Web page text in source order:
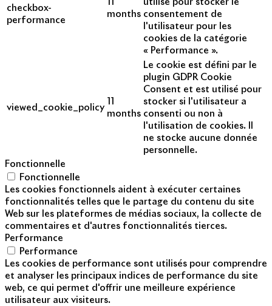
checkbox-
performance
months
utilisé pour stocker le
consentement de
l'utilisateur pour les
cookies de la catégorie
« Performance ».
viewed_cookie_policy
months
Le cookie est défini par le
plugin GDPR Cookie
Consent et est utilisé pour
stocker si l'utilisateur a
consenti ou non à
l'utilisation de cookies. Il
ne stocke aucune donnée
personnelle.
Fonctionnelle
Fonctionnelle
Les cookies fonctionnels aident à exécuter certaines
fonctionnalités telles que le partage du contenu du site
Web sur les plateformes de médias sociaux, la collecte de
commentaires et d'autres fonctionnalités tierces.
Performance
Performance
Les cookies de performance sont utilisés pour comprendre
et analyser les principaux indices de performance du site
web, ce qui permet d'offrir une meilleure expérience
utilisateur aux visiteurs.